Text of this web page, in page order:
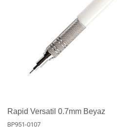
Rapid Versatil 0.7mm Beyaz
BP951-0107